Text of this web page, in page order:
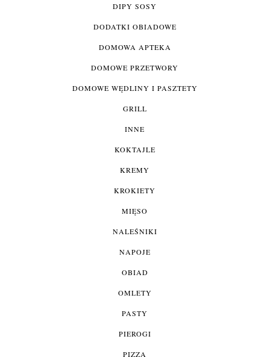
DIPY SOSY
DODATKI OBIADOWE
DOMOWA APTEKA
DOMOWE PRZETWORY
DOMOWE WĘDLINY I PASZTETY
GRILL
INNE
KOKTAJLE
KREMY
KROKIETY
MIĘSO
NALEŚNIKI
NAPOJE
OBIAD
OMLETY
PASTY
PIEROGI
PIZZA